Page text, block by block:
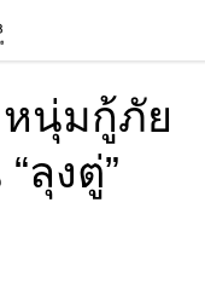
หนุ่มกู้ภัย
ลุงตู่”